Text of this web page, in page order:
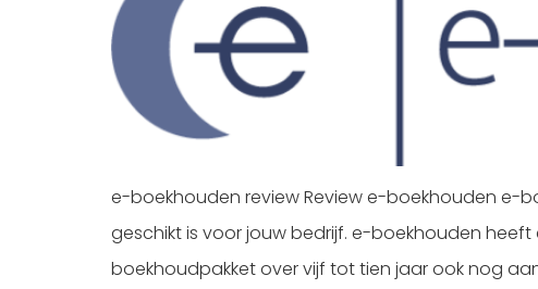
e-boekhouden review Review e-boekhouden e-
geschikt is voor jouw bedrijf. e-boekhouden
boekhoudpakket over vijf tot tien jaar ook nog